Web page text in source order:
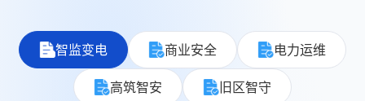
智监变电 商业安全 电力运维
高筑智安 旧区智守